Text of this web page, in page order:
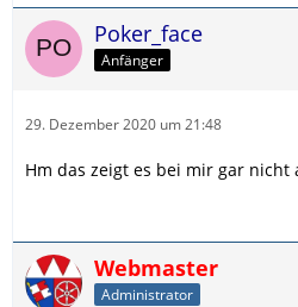
Poker_face
Anfänger
29. Dezember 2020 um 21:48
Hm das zeigt es bei mir gar nicht
Webmaster
Administrator